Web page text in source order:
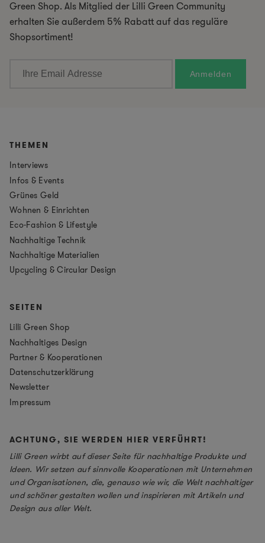
Green Shop. Als Mitglied der Lilli Green Community
erhalten Sie außerdem 5% Rabatt auf das reguläre
Shopsortiment!
THEMEN
Interviews
Infos & Events
Grünes Geld
Wohnen & Einrichten
Eco-Fashion & Lifestyle
Nachhaltige Technik
Nachhaltige Materialien
Upcycling & Circular Design
SEITEN
Lilli Green Shop
Nachhaltiges Design
Partner & Kooperationen
Datenschutzerklärung
Newsletter
Impressum
ACHTUNG, SIE WERDEN HIER VERFÜHRT!
Lilli Green wirbt auf dieser Seite für nachhaltige Produkte und
Ideen. Wir setzen auf sinnvolle Kooperationen mit Unternehmen
und Organisationen, die, genauso wie wir, die Welt nachhaltiger
und schöner gestalten wollen und inspirieren mit Artikeln und
Design aus aller Welt.